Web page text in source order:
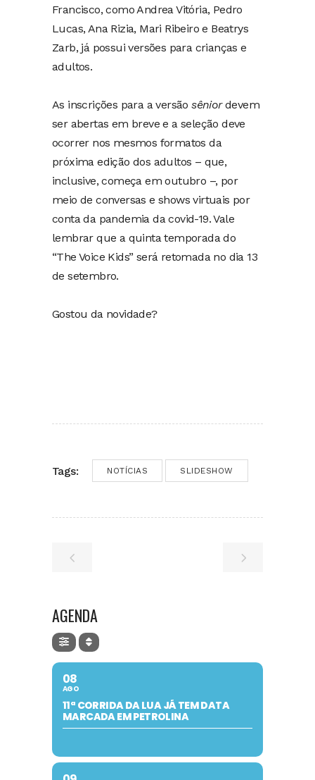
Francisco, como Andrea Vitória, Pedro
Lucas, Ana Rizia, Mari Ribeiro e Beatrys
Zarb, já possui versões para crianças e
adultos.
As inscrições para a versão sêniordevem
ser abertas em breve e a seleção deve
ocorrer nos mesmos formatos da
próxima edição dos adultos – que,
inclusive, começa em outubro –, por
meio de conversas e shows virtuais por
conta da pandemia da covid-19. Vale
lembrar que a quinta temporada do
“The Voice Kids” será retomada no dia 13
de setembro.
Gostou da novidade?
Tags: NOTÍCIAS SLIDESHOW
AGENDA
08
AGO
11ª CORRIDA DA LUA JÁ TEM DATA
MARCADA EM PETROLINA